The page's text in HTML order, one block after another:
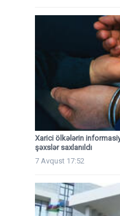
Xarici ölkələrin
şəxslər saxlanıldı
7 Avqust 17:52